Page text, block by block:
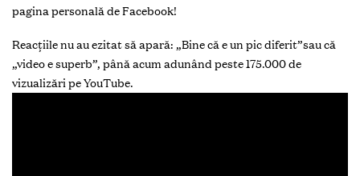
pagina personală de Facebook!
Reacțiile nu au ezitat să apară: „Bine că e un pic diferit”sau că
„video e superb”, până acum adunând peste 175.000 de
vizualizări pe YouTube.